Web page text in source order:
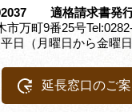
適格請求書発
市万町9番25号
日（月曜日から金曜
延長窓口のご